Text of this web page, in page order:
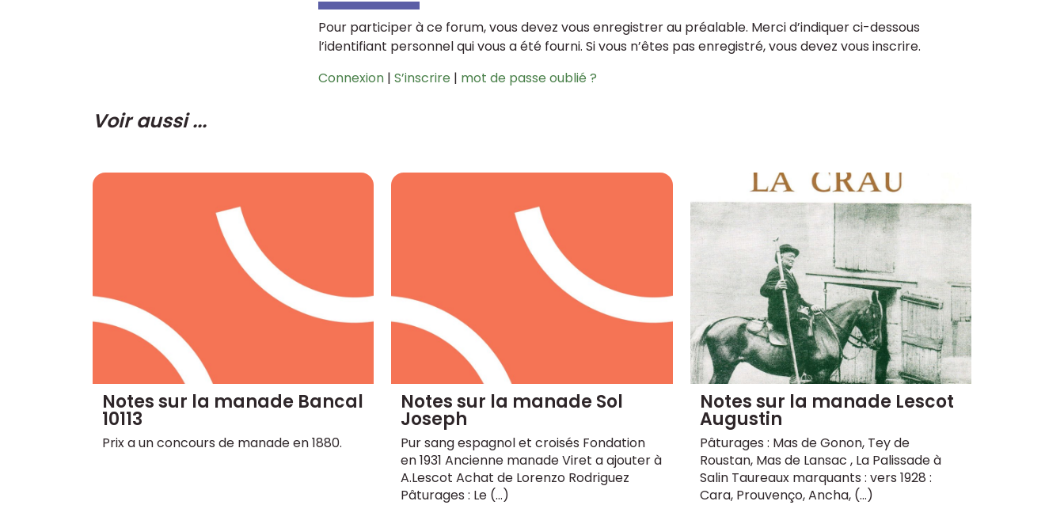
Pour participer à ce forum, vous devez vous enregistrer au préalable. Merci d’indiquer ci-dessous
l’identifiant personnel qui vous a été fourni. Si vous n’êtes pas enregistré, vous devez vous inscrire.
Connexion | S’inscrire | mot de passe oublié ?
Voir aussi ...
Notes sur la manade Bancal
10113
Prix a un concours de manade en 1880.
Notes sur la manade Sol
Joseph
Pur sang espagnol et croisés Fondation
en 1931 Ancienne manade Viret a ajouter à
A.Lescot Achat de Lorenzo Rodriguez
Pâturages : Le (…)
Notes sur la manade Lescot
Augustin
Pâturages : Mas de Gonon, Tey de
Roustan, Mas de Lansac , La Palissade à
Salin Taureaux marquants : vers 1928 :
Cara, Prouvenço, Ancha, (…)